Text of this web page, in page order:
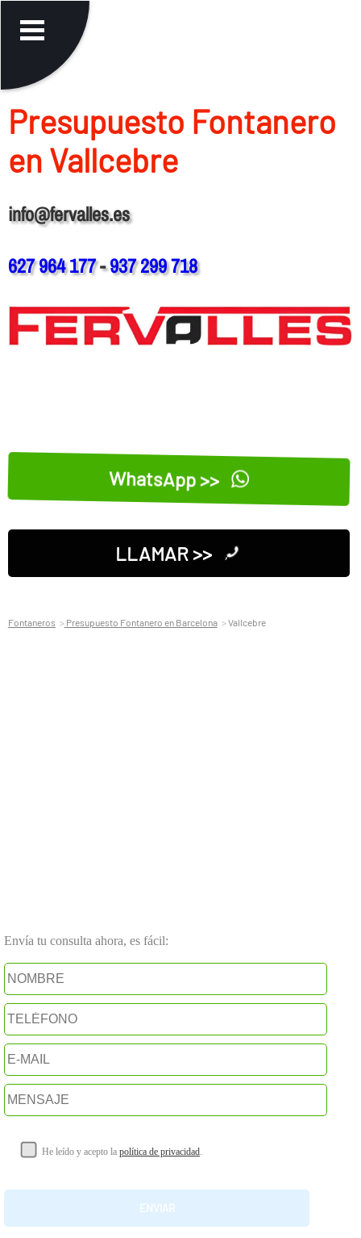
Presupuesto Fontanero
en Vallcebre
info@fervalles.es
627 964 177-937 299 718
WhatsApp >>
LLAMAR >>
Fontaneros Presupuesto Fontanero en Barcelona Vallcebre
Envía tu consulta ahora, es fácil:
He leído y acepto la política de privacidad.